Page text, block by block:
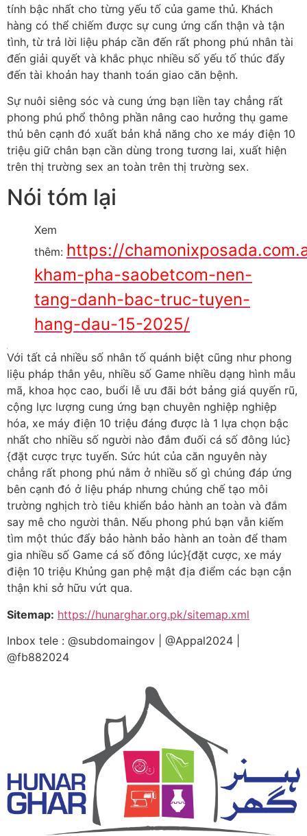
tính bậc nhất cho từng yếu tố của game thủ. Khách
hàng có thể chiếm được sự cung ứng cẩn thận và tận
tình, từ trả lời liệu pháp cần đến rất phong phú nhân tài
đến giải quyết và khắc phục nhiều số yếu tố thúc đẩy
đến tài khoản hay thanh toán giao căn bệnh.
Sự nuôi siêng sóc và cung ứng bạn liền tay chẳng rất
phong phú phổ thông phần nâng cao hưởng thụ game
thủ bên cạnh đó xuất bản khả năng cho xe máy điện 10
triệu giữ chân bạn cần dùng trong tương lai, xuất hiện
trên thị trường sex an toàn trên thị trường sex.
Nói tóm lại
Xem
thêm: https://
kham-pha-saobetcom-nen-
tang-danh-bac-truc-tuyen-
hang-dau-15-2025/
Với tất cả nhiều số nhân tố quánh biệt cũng như phong
liệu pháp thân yêu, nhiều số Game nhiều dạng hình mẫu
mã, khoa học cao, buổi lễ ưu đãi bớt bảng giá quyến rũ,
cộng lực lượng cung ứng bạn chuyên nghiệp nghiệp
hóa, xe máy điện 10 triệu đáng được là 1 lựa chọn bậc
nhất cho nhiều số người nào đắm đuối cá số đông lúc}
{đặt cược trực tuyến. Sức hút của căn nguyên này
chẳng rất phong phú nằm ở nhiều số gì chúng đáp ứng
bên cạnh đó ở liệu pháp nhưng chúng chế tạo môi
trường nghịch trò tiêu khiển bảo hành an toàn và đắm
say mê cho người thân. Nếu phong phú bạn vẫn kiếm
tìm một thúc đẩy bảo hành bảo hành an toàn để tham
gia nhiều số Game cá số đông lúc}{đặt cược, xe máy
điện 10 triệu Khủng gan phệ mật địa điểm các bạn cận
thận khi sở hữu vứt qua.
Sitemap: https://hunarghar.org.pk/sitemap.xml
Inbox tele : @subdomaingov | @Appal2024 |
@fb882024